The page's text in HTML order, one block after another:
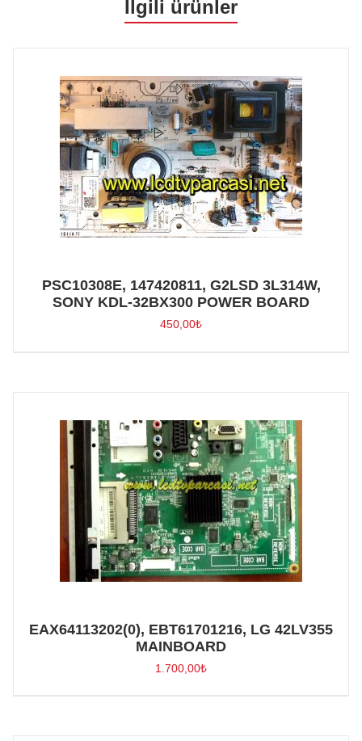
İlgili ürünler
PSC10308E, 147420811, G2LSD 3L314W,
SONY KDL-32BX300 POWER BOARD
450,00₺
EAX64113202(0), EBT61701216, LG 42LV355
MAINBOARD
1.700,00₺